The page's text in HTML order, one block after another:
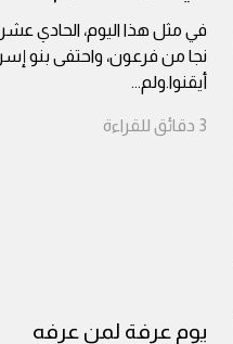
في مثل هذا اليوم، الحادي
نجا من فرعون، واحتفى بنو
أيقنوا.ولم...
3 دقائق للقراءة
يوم عرفة لمن عرفه